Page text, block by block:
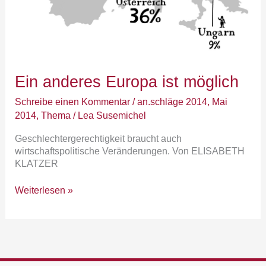
Ein anderes Europa ist möglich
Schreibe einen Kommentar /an.schläge 2014, Mai
2014,Thema / Lea Susemichel
Geschlechtergerechtigkeit braucht auch
wirtschaftspolitische Veränderungen. Von ELISABETH
KLATZER
Weiterlesen »